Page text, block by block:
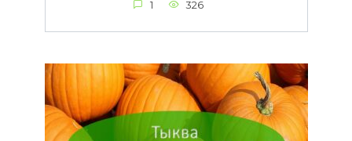
1 326